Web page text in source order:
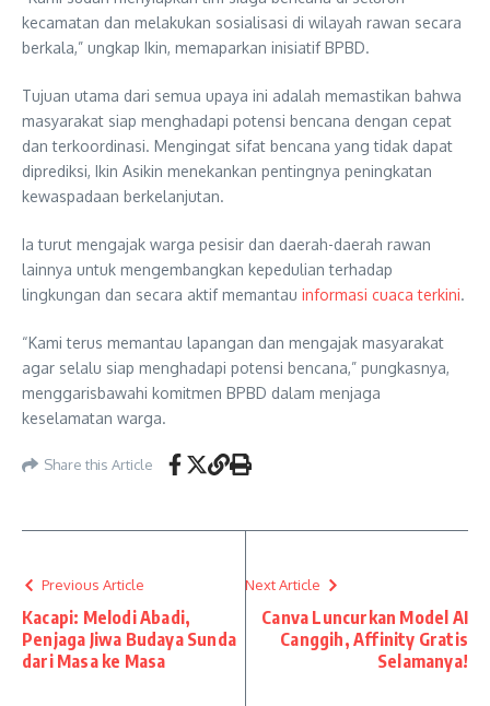
kecamatan dan melakukan sosialisasi di wilayah rawan secara
berkala,” ungkap Ikin, memaparkan inisiatif BPBD.
Tujuan utama dari semua upaya ini adalah memastikan bahwa
masyarakat siap menghadapi potensi bencana dengan cepat
dan terkoordinasi. Mengingat sifat bencana yang tidak dapat
diprediksi, Ikin Asikin menekankan pentingnya peningkatan
kewaspadaan berkelanjutan.
Ia turut mengajak warga pesisir dan daerah-daerah rawan
lainnya untuk mengembangkan kepedulian terhadap
lingkungan dan secara aktif memantau informasi cuaca terkini.
“Kami terus memantau lapangan dan mengajak masyarakat
agar selalu siap menghadapi potensi bencana,” pungkasnya,
menggarisbawahi komitmen BPBD dalam menjaga
keselamatan warga.
Share this Article
Previous Article
Kacapi: Melodi Abadi,
Penjaga Jiwa Budaya Sunda
dari Masa ke Masa
Next Article
Canva Luncurkan Model AI
Canggih, Affinity Gratis
Selamanya!